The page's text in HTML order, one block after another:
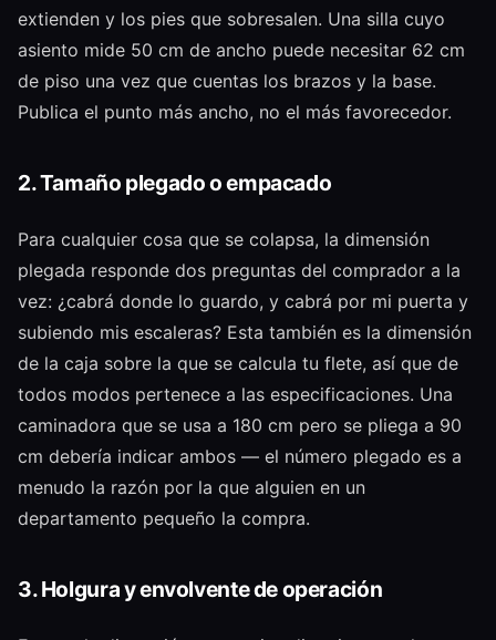
extienden y los pies que sobresalen. Una silla cuyo
asiento mide 50 cm de ancho puede necesitar 62 cm
de piso una vez que cuentas los brazos y la base.
Publica el punto más ancho, no el más favorecedor.
2. Tamaño plegado o empacado
Para cualquier cosa que se colapsa, la dimensión
plegada responde dos preguntas del comprador a la
vez: ¿cabrá donde lo guardo, y cabrá por mi puerta y
subiendo mis escaleras? Esta también es la dimensión
de la caja sobre la que se calcula tu flete, así que de
todos modos pertenece a las especificaciones. Una
caminadora que se usa a 180 cm pero se pliega a 90
cm debería indicar ambos — el número plegado es a
menudo la razón por la que alguien en un
departamento pequeño la compra.
3. Holgura y envolvente de operación